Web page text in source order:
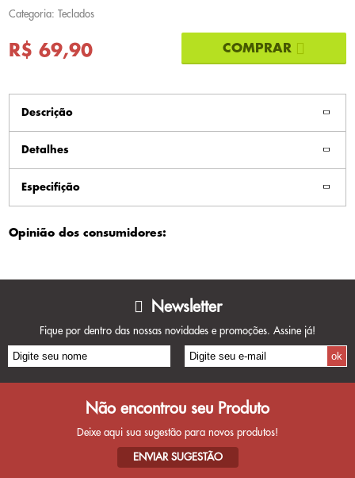
Categoria: Teclados
R$ 69,90
Descrição
Detalhes
Especifição
Opinião dos consumidores:
Newsletter
Fique por dentro das nossas novidades e promoções. Assine já!
Não encontrou seu Produto
Deixe aqui sua sugestão para novos produtos!
ENVIAR SUGESTÃO